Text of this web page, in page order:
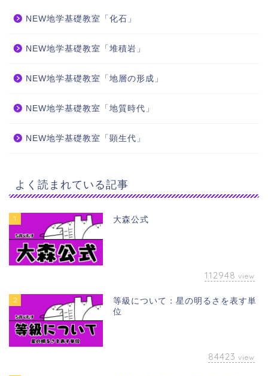
NEW地学基礎教室「化石」
NEW地学基礎教室「堆積岩」
NEW地学基礎教室「地層の形成」
NEW地学基礎教室「地質時代」
NEW地学基礎教室「顕生代」
よく読まれている記事
1 大森公式
112948 view
2
等級について：星の明るさを表す単
位
84423 view